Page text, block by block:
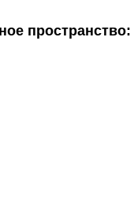
пространство: